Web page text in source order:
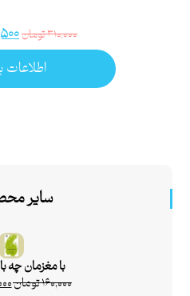
۳۱۰,۰۰۰تومان
اطلاعات
سایر
با مغزمان چه
۱۶۰,۰۰۰تومان